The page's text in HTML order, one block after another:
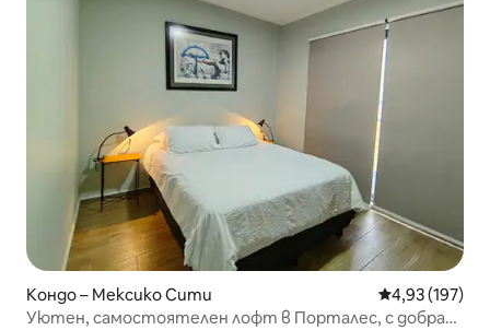
Кондо – Мексико Сити Средна
4,93 (197)
Уютен, самостоятелен лофт в Порталес, с добра